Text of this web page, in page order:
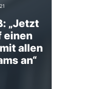
„Jetzt
einen
allen
an“